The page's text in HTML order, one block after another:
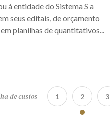
à entidade do Sistema S a
seus editais, de orçamento
planilhas de quantitativos...
de custos 1 2 3